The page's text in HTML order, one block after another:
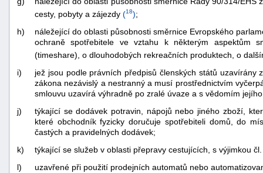
cesty, pobyty a zájezdy (18);
h)
náležející do oblasti působnosti směrnice Evropského
ochraně spotřebitele ve vztahu k některým aspektům
(timeshare), o dlouhodobých rekreačních produktech, o
i)
jež jsou podle právních předpisů členských států
zákona nezávislý a nestranný a musí prostřednictvím
smlouvu uzavírá výhradně po zralé úvaze a s vědomím
j)
týkající se dodávek potravin, nápojů nebo jiného zboží,
které obchodník fyzicky doručuje spotřebiteli domů, do
častých a pravidelných dodávek;
k)
týkající se služeb v oblasti přepravy cestujících, s výjimkou
l)
uzavřené při použití prodejních automatů nebo